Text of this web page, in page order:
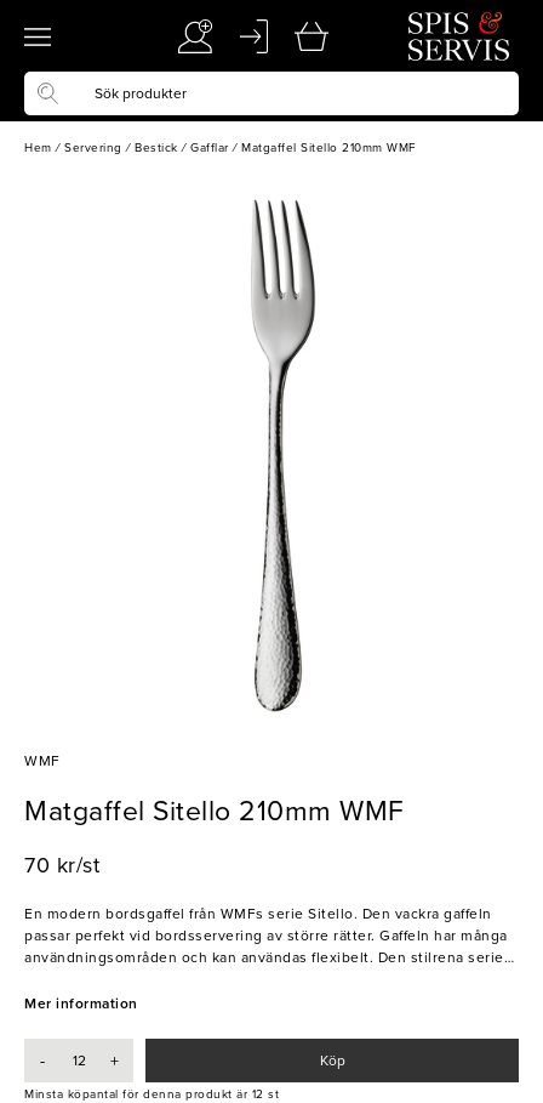
Hem / Servering / Bestick / Gafflar / Matgaffel Sitello 210mm WMF
WMF
Matgaffel Sitello 210mm WMF
70 kr/st
En modern bordsgaffel från WMFs serie Sitello. Den vackra gaffeln
passar perfekt vid bordsservering av större rätter. Gaffeln har många
användningsområden och kan användas flexibelt. Den stilrena serien
som är bubblig. Detta bestick höjer alla dukningar med sin elegans.
- Tål diskmaskin
Mer information
- + Köp
Minsta köpantal för denna produkt är 12 st